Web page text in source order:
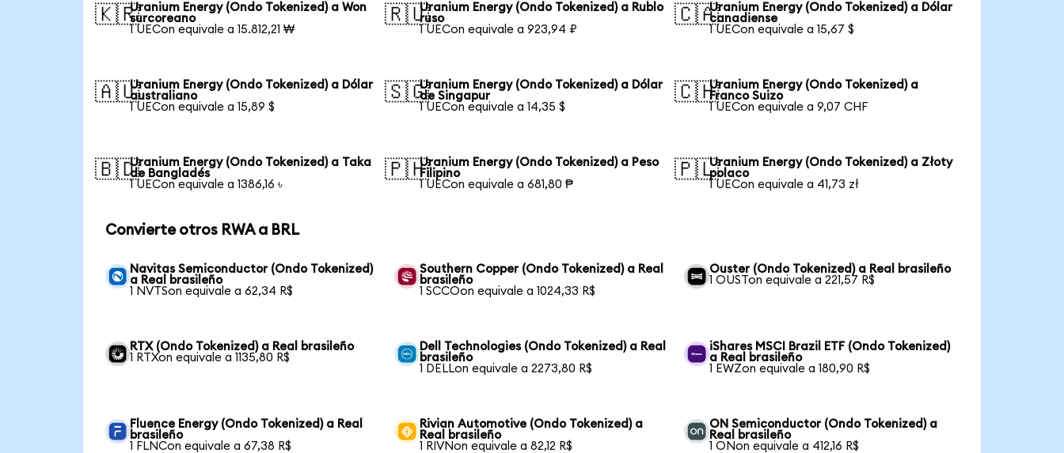
🇰🇷Uranium Energy (Ondo Tokenized) a Won
surcoreano
1 UECon equivale a 15.812,21 ₩
🇷🇺Uranium Energy (Ondo Tokenized) a Rublo
ruso
1 UECon equivale a 923,94 ₽
🇨🇦Uranium Energy (Ondo Tokenized) a Dólar
canadiense
1 UECon equivale a 15,67 $
🇦🇺Uranium Energy (Ondo Tokenized) a Dólar
australiano
1 UECon equivale a 15,89 $
🇸🇬Uranium Energy (Ondo Tokenized) a Dólar
de Singapur
1 UECon equivale a 14,35 $
🇨🇭Uranium Energy (Ondo Tokenized) a
Franco Suizo
1 UECon equivale a 9,07 CHF
🇧🇩Uranium Energy (Ondo Tokenized) a Taka
de Bangladés
1 UECon equivale a 1386,16 ৳
🇵🇭Uranium Energy (Ondo Tokenized) a Peso
Filipino
1 UECon equivale a 681,80 ₱
🇵🇱Uranium Energy (Ondo Tokenized) a Złoty
polaco
1 UECon equivale a 41,73 zł
Convierte otros RWA a BRL
Navitas Semiconductor (Ondo Tokenized)
a Real brasileño
1 NVTSon equivale a 62,34 R$
Southern Copper (Ondo Tokenized) a Real
brasileño
1 SCCOon equivale a 1024,33 R$
Ouster (Ondo Tokenized) a Real brasileño
1 OUSTon equivale a 221,57 R$
RTX (Ondo Tokenized) a Real brasileño
1 RTXon equivale a 1135,80 R$
Dell Technologies (Ondo Tokenized) a Real
brasileño
1 DELLon equivale a 2273,80 R$
iShares MSCI Brazil ETF (Ondo Tokenized)
a Real brasileño
1 EWZon equivale a 180,90 R$
Fluence Energy (Ondo Tokenized) a Real
brasileño
1 FLNCon equivale a 67,38 R$
Rivian Automotive (Ondo Tokenized) a
Real brasileño
1 RIVNon equivale a 82,12 R$
ON Semiconductor (Ondo Tokenized) a
Real brasileño
1 ONon equivale a 412,16 R$